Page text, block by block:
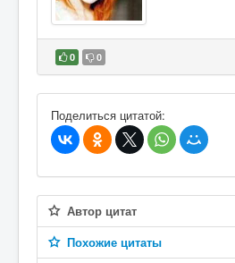
0 0
В избранное
Поделиться цитатой:
Автор цитат
Похожие цитаты